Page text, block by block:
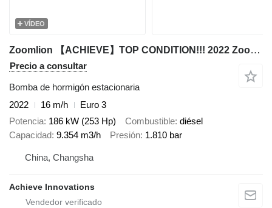
VÍDEO
Zoomlion 【ACHIEVE】TOP CONDITION!!! 2022 Zoomlion HBT 90.18.186RSU hydrau
Precio a consultar
Bomba de hormigón estacionaria
2022
16 m/h
Euro 3
Potencia 186 kW (253 Hp) Combustible diésel
Capacidad 9.354 m3/h Presión 1.810 bar
China, Changsha
Achieve Innovations